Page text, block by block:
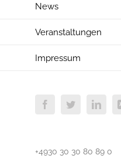
News
Veranstaltungen
Impressum
FacebookTwitter
+4930 30 30 80 89 0